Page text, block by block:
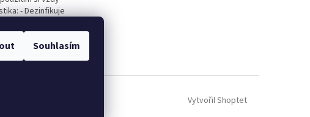
Souhlasím
- Dezinfikuje
dávkování 5 g /
4 - 6 dnů
Vytvořil Shoptet